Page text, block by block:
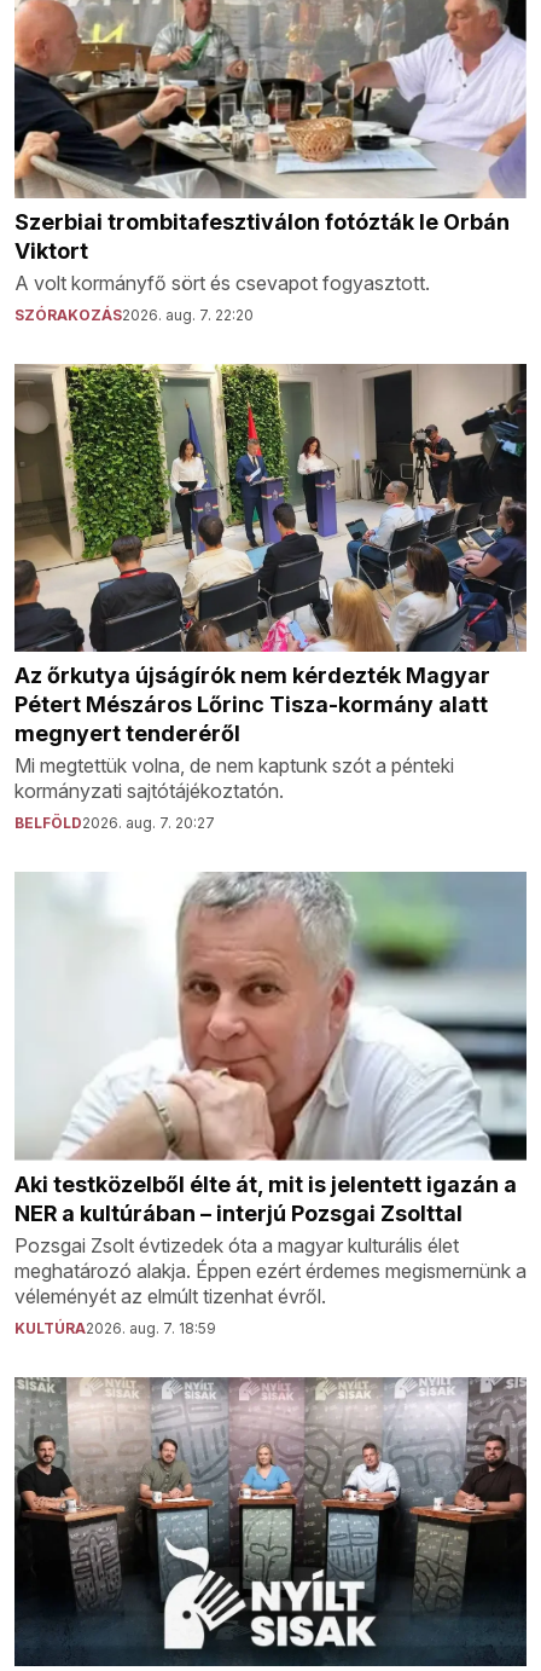
Szerbiai trombitafesztiválon fotózták le Orbán
Viktort
A volt kormányfő sört és csevapot fogyasztott.
SZÓRAKOZÁS2026. aug. 7. 22:20
Az őrkutya újságírók nem kérdezték Magyar
Pétert Mészáros Lőrinc Tisza-kormány alatt
megnyert tenderéről
Mi megtettük volna, de nem kaptunk szót a pénteki
kormányzati sajtótájékoztatón.
BELFÖLD2026. aug. 7. 20:27
Aki testközelből élte át, mit is jelentett igazán a
NER a kultúrában – interjú Pozsgai Zsolttal
Pozsgai Zsolt évtizedek óta a magyar kulturális élet
meghatározó alakja. Éppen ezért érdemes megismernünk a
véleményét az elmúlt tizenhat évről.
KULTÚRA2026. aug. 7. 18:59